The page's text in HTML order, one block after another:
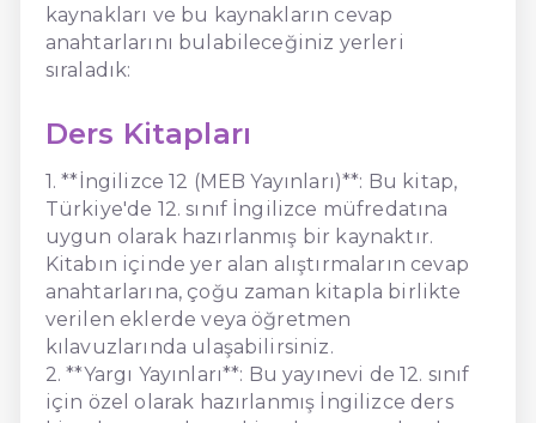
kaynakları ve bu kaynakların cevap
anahtarlarını bulabileceğiniz yerleri
sıraladık:
Ders Kitapları
1. **İngilizce 12 (MEB Yayınları)**: Bu kitap,
Türkiye'de 12. sınıf İngilizce müfredatına
uygun olarak hazırlanmış bir kaynaktır.
Kitabın içinde yer alan alıştırmaların cevap
anahtarlarına, çoğu zaman kitapla birlikte
verilen eklerde veya öğretmen
kılavuzlarında ulaşabilirsiniz.
2. **Yargı Yayınları**: Bu yayınevi de 12. sınıf
için özel olarak hazırlanmış İngilizce ders